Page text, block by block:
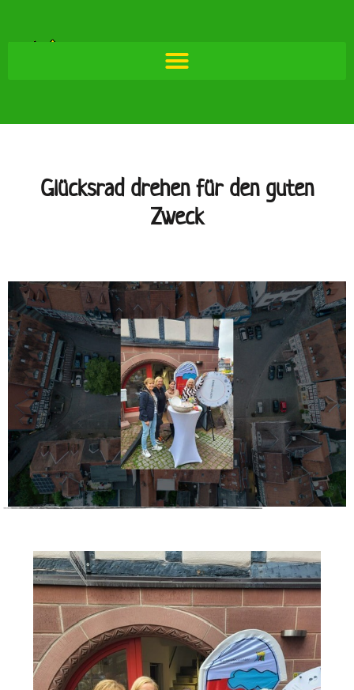
Glücksrad drehen für den guten
Zweck